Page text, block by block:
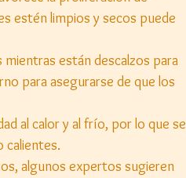
estén limpios y secos puede
están descalzos para
para asegurarse de que los
al calor y al frío, por lo que se
calientes.
algunos expertos sugieren